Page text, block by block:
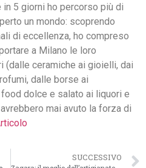
5 giorni ho percorso più di
un mondo: scoprendo
di eccellenza, ho compreso
a Milano le loro
(dalle ceramiche ai gioielli, dai
dalle borse ai
dolce e salato ai liquori e
mai avuto la forza di
SUCCESSIVO